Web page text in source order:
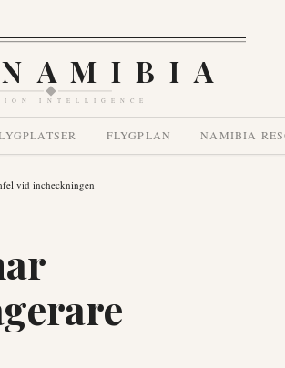
INTELLIGENCE
FLYGPLAN NAMIBIA
vid incheckningen